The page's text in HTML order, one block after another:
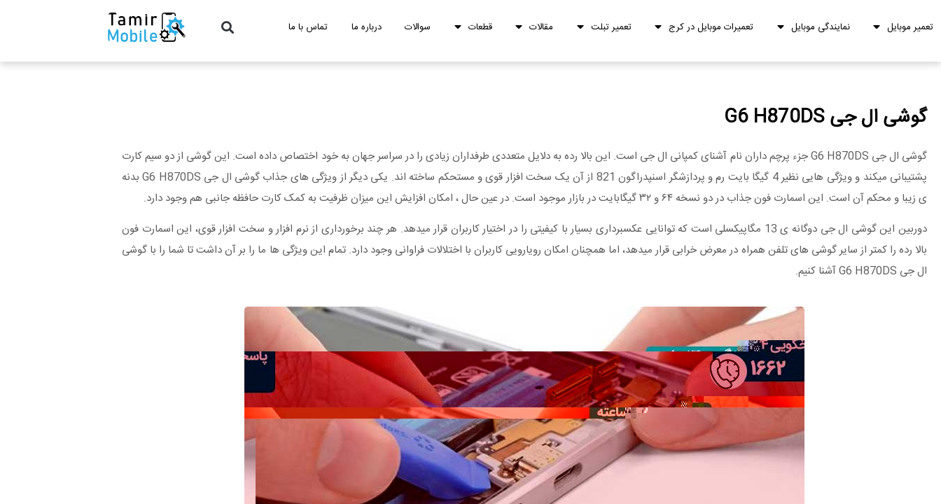
تعمیر موبایل نمایندگی موبایل تعمیرات موبایل در کرج تعمیر تبلت مقالات قطعات سوالات درباره ما تماس با ما
گوشی ال جی G6 H870DS
گوشی ال جی G6 H870DS جزء پرچم داران نام آشنای کمپانی ال جی است. این بالا رده به دلایل متعددی طرفداران زیادی را در سراسر جهان به خود اختصاص داده است. این گوشی از دو سیم کارت
پشتیبانی میکند و ویژگی هایی نظیر 4 گیگا بایت رم و پردازشگر اسنپدراگون 821 از آن یک سخت افزار قوی و مستحکم ساخته اند. یکی دیگر از ویژگی های جذاب گوشی ال جی G6 H870DS بدنه
ی زیبا و محکم آن است. این اسمارت فون جذاب در دو نسخه ۶۴ و ۳۲ گیگابایت در بازار موجود است. در عین حال ، امکان افزایش این میزان ظرفیت به کمک کارت حافظه جانبی هم وجود دارد.
دوربین این گوشی ال جی دوگانه ی 13 مگاپیکسلی است که توانایی عکسبرداری بسیار با کیفیتی را در اختیار کاربران قرار میدهد. هر چند برخورداری از نرم افزار و سخت افزار قوی، این اسمارت فون
بالا رده را کمتر از سایر گوشی های تلفن همراه در معرض خرابی قرار میدهد، اما همچنان امکان رویارویی کاربران با اختلالات فراوانی وجود دارد. تمام این ویژگی ها ما را بر آن داشت تا شما را با گوشی
ال جی G6 H870DS آشنا کنیم.